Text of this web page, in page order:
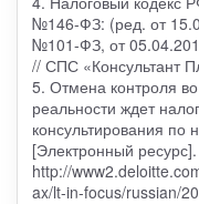
№146-ФЗ: (ред. от
№101-ФЗ, от
// СПС «Консультант
5. Отмена контроля во
реальности ждет
консультирования по
[Электронный
http://
ax/lt-in-focus/russian/